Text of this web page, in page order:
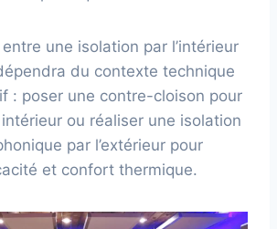
une isolation par l’intérieur
du contexte technique
: poser une contre-cloison pour
intérieur ou réaliser une isolation
par l’extérieur pour
et confort thermique.